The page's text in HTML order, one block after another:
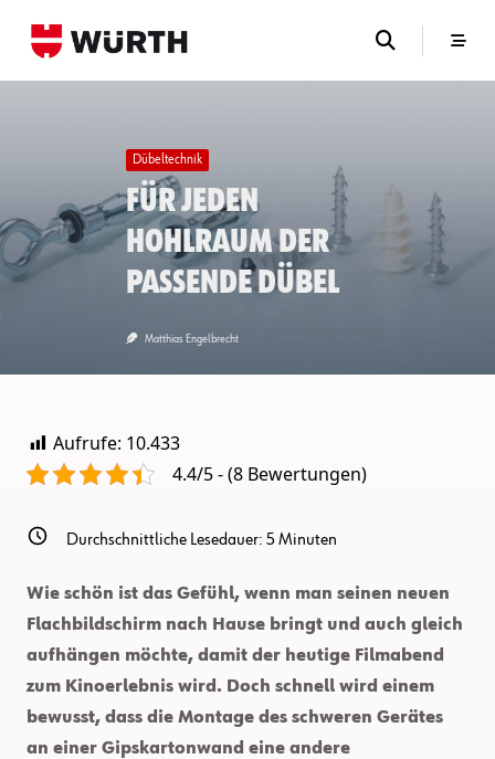
Dübeltechnik
Für jeden
Hohlraum der
passende Dübel
Matthias Engelbrecht
Aufrufe: 10.433
4.4/5 - (8 Bewertungen)
Durchschnittliche Lesedauer: 5Minuten
Wie schön ist das Gefühl, wenn man seinen neuen
Flachbildschirm nach Hause bringt und auch gleich
aufhängen möchte, damit der heutige Filmabend
zum Kinoerlebnis wird. Doch schnell wird einem
bewusst, dass die Montage des schweren Gerätes
an einer Gipskartonwand eine andere